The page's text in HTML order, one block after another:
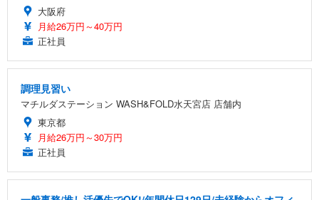
大阪府
月給26万円～40万円
正社員
調理見習い
マチルダステーション WASH&FOLD水天宮店 店舗内
東京都
月給26万円～30万円
正社員